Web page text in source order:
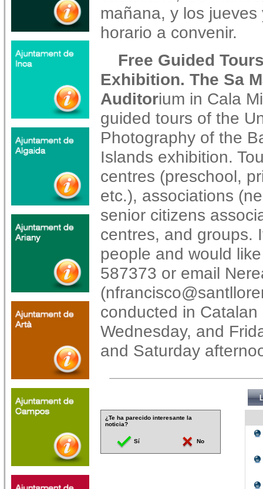
mañana, y los
horario a convenir.
Free Guided
Exhibition. The Sa
Auditorium in Cala
guided tours of the
Photography of the
Islands exhibition.
centres (preschool,
etc.), associations
senior citizens
centres, and groups.
people and would
587373 or email
conducted in
Wednesday, and
and Saturday
¿Te ha parecido interesante la
noticia?
Sí No